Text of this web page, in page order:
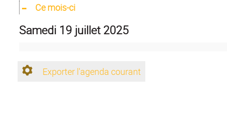
Ce mois-ci
samedi 19 juillet 2025
Exporter l'agenda courant